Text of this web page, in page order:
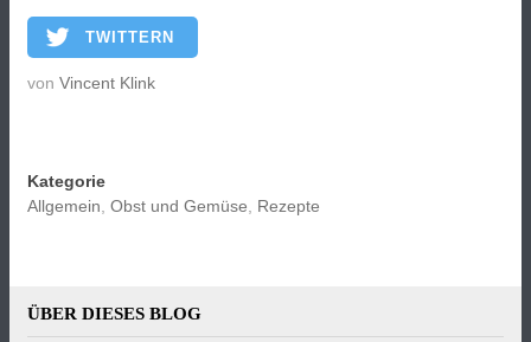
TWITTERN
von Vincent Klink
Kategorie
Allgemein, Obst und Gemüse, Rezepte
ÜBER DIESES BLOG